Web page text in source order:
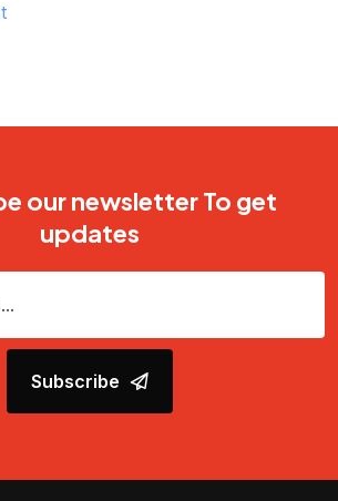
our newsletter To get
updates
Subscribe